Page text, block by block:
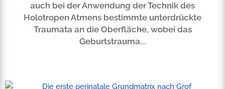
auch bei der Anwendung der Technik des
Holotropen Atmens bestimmte unterdrückte
Traumata an die Oberfläche, wobei das
Geburtstrauma...